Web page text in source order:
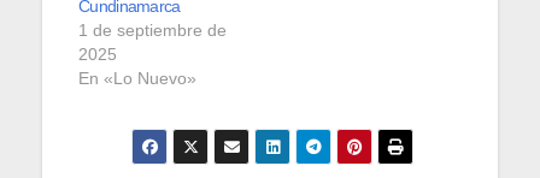
Cundinamarca
1 de septiembre de
2025
En «Lo Nuevo»